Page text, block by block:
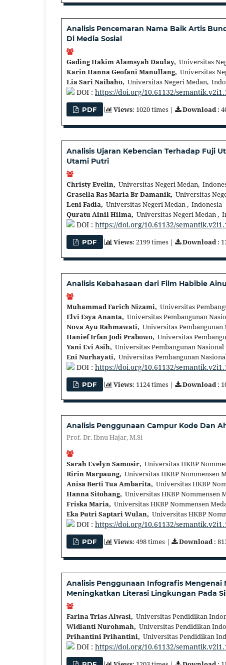
Analisis Pencemaran Nama Baik Artis
Di Media Sosial
Gading Hakim Alamsyah Daulay, Universitas
Karin Hanna Geofani Manullang, Universitas
Lia Sari Naibaho, Universitas Negeri Medan,
DOI : https://doi.org/10.61132/
PDF Views: 1020 times | Download:
Analisis Ujaran Kebencian Terhadap Fuji
Utami Putri
Christy Evelin, Universitas Negeri Medan,
Grasella Ras Maria Br Damanik, Universitas
Leni Fadia, Universitas Negeri Medan , Indonesia
Quratu Ainil Hilma, Universitas Negeri Medan ,
DOI : https://doi.org/10.61132/
PDF Views: 2199 times | Download:
Analisis Kebahasaan dari Film Habibie
Muhammad Farich Nizami, Universitas
Elvi Esya Ananta, Universitas Pembangunan
Nova Ayu Rahmawati, Universitas Pembangunan
Hanief Irfan Jodi Prabowo, Universitas
Yani Evi Asih, Universitas Pembangunan
Eni Nurhayati, Universitas Pembangunan
DOI : https://doi.org/10.61132/
PDF Views: 1124 times | Download :
Analisis Penggunaan Campur Kode Dan
Prof. Dr. Ibnu Hajar, M.Si
Sarah Evelyn Samosir, Universitas HKBP
Ririn Marpaung, Universitas HKBP Nommensen
Anisa Berti Tua Ambarita, Universitas HKBP
Hanna Sitohang, Universitas HKBP Nommensen
Friska Maria, Universitas HKBP Nommensen
Eka Putri Saptari Wulan, Universitas HKBP
DOI : https://doi.org/10.61132/
PDF Views: 498 times | Download:
Analisis Penggunaan Infografis Mengenai
Meningkatkan Literasi Lingkungan Pada
Farina Trias Alwasi, Universitas Pendidikan
Widianti Nurohmah, Universitas Pendidikan
Prihantini Prihantini, Universitas Pendidikan
DOI : https://doi.org/10.61132/